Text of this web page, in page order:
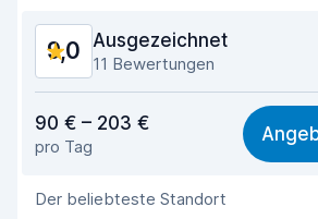
9,0 Ausgezeichnet
11 Bewertungen
Einfach zu finden
Agenten-Hilfsbereitschaft
90 € – 203 €
pro Tag
Der beliebteste Standort